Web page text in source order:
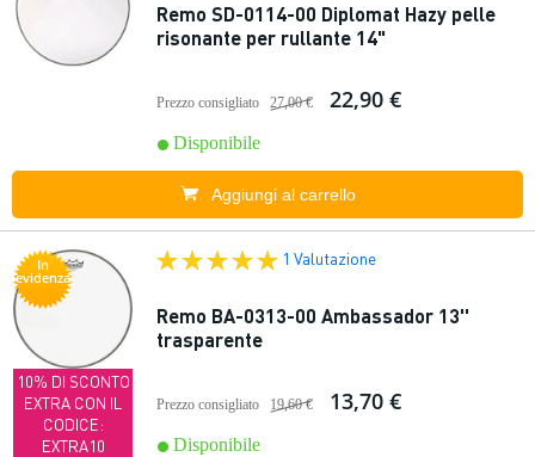
Remo SD-0114-00 Diplomat Hazy pelle
risonante per rullante 14"
Prezzo consigliato 27,00 € 22,90 €
Disponibile
Aggiungi al carrello
In
evidenza
10% DI SCONTO
EXTRA CON IL
CODICE:
EXTRA10
1 Valutazione
Remo BA-0313-00 Ambassador 13''
trasparente
Prezzo consigliato 19,60 € 13,70 €
Disponibile